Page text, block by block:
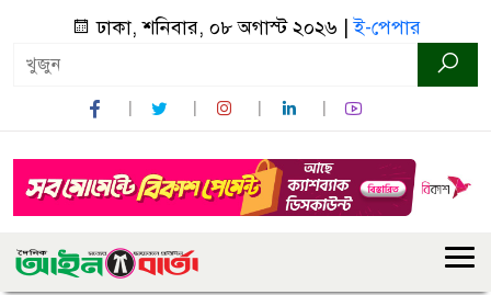
ঢাকা, শনিবার, ০৮ অগাস্ট ২০২৬ |ই-পেপার